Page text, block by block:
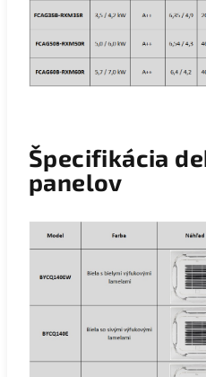
Špecifikácia
panelov